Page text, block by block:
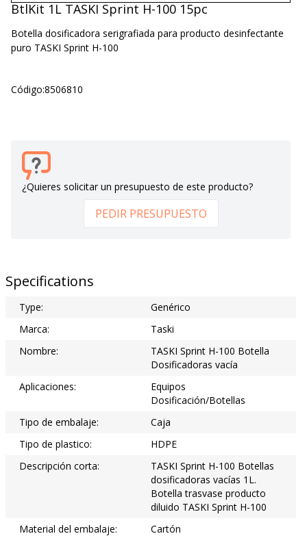
BtlKit 1L TASKI Sprint H-100 15pc
Botella dosificadora serigrafiada para producto desinfectante
puro TASKI Sprint H-100
Código:8506810
¿Quieres solicitar un presupuesto de este producto?
PEDIR PRESUPUESTO
Specifications
Type:
Genérico
Marca:
Taski
Nombre:
TASKI Sprint H-100 Botella
Dosificadoras vacía
Aplicaciones:
Equipos
Dosificación/Botellas
Tipo de embalaje:
Caja
Tipo de plastico:
HDPE
Descripción corta:
TASKI Sprint H-100 Botellas
dosificadoras vacías 1L.
Botella trasvase producto
diluido TASKI Sprint H-100
Material del embalaje:
Cartón